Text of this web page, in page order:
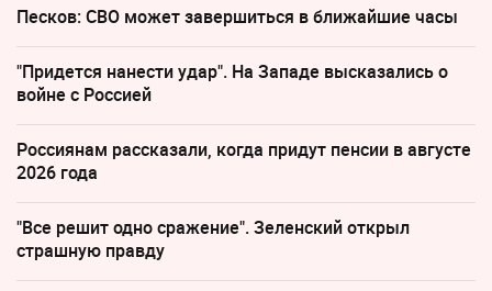
Песков: СВО может завершиться в ближайшие часы
"Придется нанести удар". На Западе высказались о
войне с Россией
Россиянам рассказали, когда придут пенсии в августе
2026 года
"Все решит одно сражение". Зеленский открыл
страшную правду